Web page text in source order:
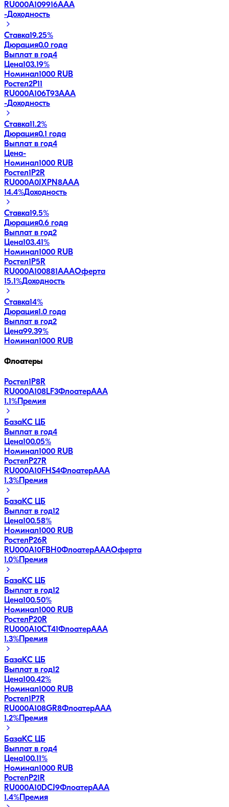
RU000A109916AAA
-Доходность
Ставка19.25%
Дюрация0.0 года
Выплат в год4
Цена103.19%
Номинал1000 RUB
Ростел2P11
RU000A106T93AAA
-Доходность
Ставка11.2%
Дюрация0.1 года
Выплат в год4
Цена-
Номинал1000 RUB
Ростел1P2R
RU000A0JXPN8AAA
14.4%Доходность
Ставка19.5%
Дюрация0.6 года
Выплат в год2
Цена103.41%
Номинал1000 RUB
Ростел1P5R
RU000A100881AAAОферта
15.1%Доходность
Ставка14%
Дюрация1.0 года
Выплат в год2
Цена99.39%
Номинал1000 RUB
Флоатеры
Ростел1P8R
RU000A108LF3ФлоатерAAA
1.1% Премия
БазаКС ЦБ
Выплат в год4
Цена100.05%
Номинал1000 RUB
РостелP27R
RU000A10FHS4ФлоатерAAA
1.3% Премия
БазаКС ЦБ
Выплат в год12
Цена100.58%
Номинал1000 RUB
РостелP26R
RU000A10FBH0ФлоатерAAAОферта
1.0% Премия
БазаКС ЦБ
Выплат в год12
Цена100.50%
Номинал1000 RUB
РостелP20R
RU000A10CT41ФлоатерAAA
1.3% Премия
БазаКС ЦБ
Выплат в год12
Цена100.42%
Номинал1000 RUB
Ростел1P7R
RU000A108GR8ФлоатерAAA
1.2% Премия
БазаКС ЦБ
Выплат в год4
Цена100.11%
Номинал1000 RUB
РостелP21R
RU000A10DCJ9ФлоатерAAA
1.4% Премия